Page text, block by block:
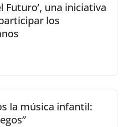
Futuro’, una iniciativa
los
la música infantil: